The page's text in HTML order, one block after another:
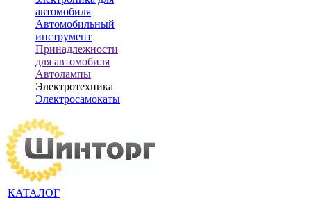
автомобиля
Автомобильный
инструмент
Принадлежности
для автомобиля
Автолампы
Электротехника
Электросамокаты
КАТАЛОГ